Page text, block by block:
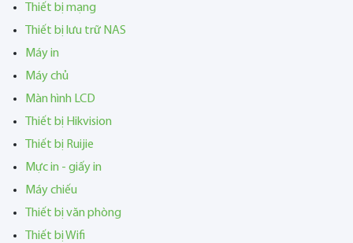
Thiết bị mạng
Thiết bị lưu trữ NAS
Máy in
Máy chủ
Màn hình LCD
Thiết bị Hikvision
Thiết bị Ruijie
Mực in - giấy in
Máy chiếu
Thiết bị văn phòng
Thiết bị Wifi